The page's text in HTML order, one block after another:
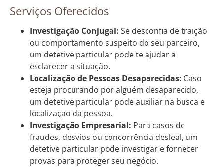
Serviços Oferecidos
Investigação Conjugal: Se desconfia de traição
ou comportamento suspeito do seu parceiro,
um detetive particular pode te ajudar a
esclarecer a situação.
Localização de Pessoas Desaparecidas: Caso
esteja procurando por alguém desaparecido,
um detetive particular pode auxiliar na busca e
localização da pessoa.
Investigação Empresarial: Para casos de
fraudes, desvios ou concorrência desleal, um
detetive particular pode investigar e fornecer
provas para proteger seu negócio.